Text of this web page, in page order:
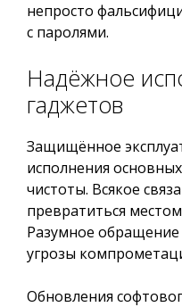
непросто
с паролями.
Надёжное
гаджетов
Защищённое
исполнения
чистоты. Всякое
превратиться
Разумное
угрозы
Обновления